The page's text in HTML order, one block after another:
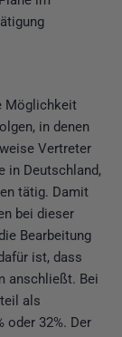
Möglichkeit
in denen
Vertreter
in Deutschland,
tätig. Damit
bei dieser
Bearbeitung
ist, dass
anschließt. Bei
als
oder 32%. Der